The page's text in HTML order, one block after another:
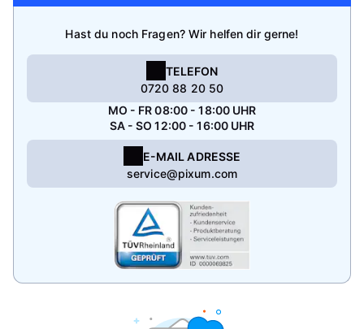
Hast du noch Fragen? Wir helfen dir gerne!
TELEFON
0720 88 20 50
MO - FR 08:00 - 18:00 UHR
SA - SO 12:00 - 16:00 UHR
E-MAIL ADRESSE
service@pixum.com